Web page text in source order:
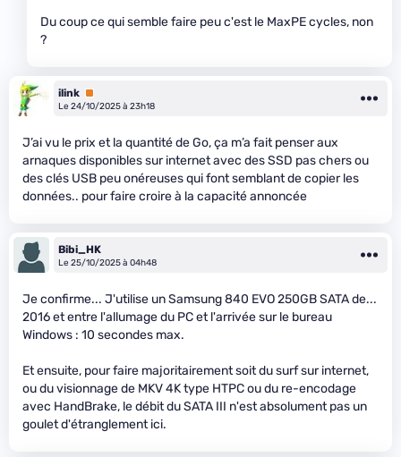
Du coup ce qui semble faire peu c'est le MaxPE cycles, non
?
ilink Premium
Le 24/10/2025 à 23h18
J’ai vu le prix et la quantité de Go, ça m’a fait penser aux
arnaques disponibles sur internet avec des SSD pas chers ou
des clés USB peu onéreuses qui font semblant de copier les
données.. pour faire croire à la capacité annoncée
Bibi_HK
Le 25/10/2025 à 04h48
Je confirme... J'utilise un Samsung 840 EVO 250GB SATA de...
2016 et entre l'allumage du PC et l'arrivée sur le bureau
Windows : 10 secondes max.
Et ensuite, pour faire majoritairement soit du surf sur internet,
ou du visionnage de MKV 4K type HTPC ou du re-encodage
avec HandBrake, le débit du SATA III n'est absolument pas un
goulet d'étranglement ici.